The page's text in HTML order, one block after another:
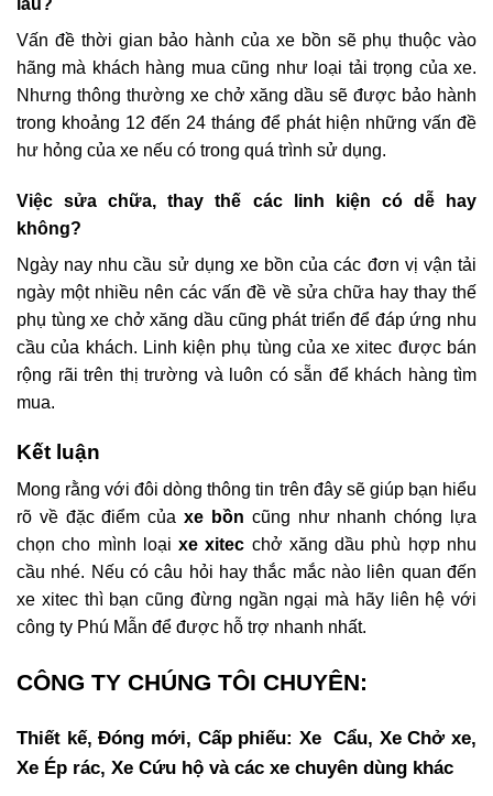
lâu?
Vấn đề thời gian bảo hành của xe bồn sẽ phụ thuộc vào
hãng mà khách hàng mua cũng như loại tải trọng của xe.
Nhưng thông thường xe chở xăng dầu sẽ được bảo hành
trong khoảng 12 đến 24 tháng để phát hiện những vấn đề
hư hỏng của xe nếu có trong quá trình sử dụng.
Việc sửa chữa, thay thế các linh kiện có dễ hay
không?
Ngày nay nhu cầu sử dụng xe bồn của các đơn vị vận tải
ngày một nhiều nên các vấn đề về sửa chữa hay thay thế
phụ tùng xe chở xăng dầu cũng phát triển để đáp ứng nhu
cầu của khách. Linh kiện phụ tùng của xe xitec được bán
rộng rãi trên thị trường và luôn có sẵn để khách hàng tìm
mua.
Kết luận
Mong rằng với đôi dòng thông tin trên đây sẽ giúp bạn hiểu
rõ về đặc điểm của xe bồn cũng như nhanh chóng lựa
chọn cho mình loạixe xitec chở xăng dầu phù hợp nhu
cầu nhé. Nếu có câu hỏi hay thắc mắc nào liên quan đến
xe xitec thì bạn cũng đừng ngần ngại mà hãy liên hệ với
công ty Phú Mẫn để được hỗ trợ nhanh nhất.
CÔNG TY CHÚNG TÔI CHUYÊN:
Thiết kế, Đóng mới, Cấp phiếu: Xe Cẩu, Xe Chở xe,
Xe Ép rác, Xe Cứu hộ và các xe chuyên dùng khác